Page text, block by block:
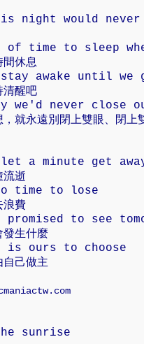
night would never
of time to sleep
間休息
awake until we
清醒吧
we'd never close
就永遠別閉上雙眼、閉上
a minute get
流逝
time to lose
浪費
promised to see
發生什麼
is ours to choose
自己做主
sunrise